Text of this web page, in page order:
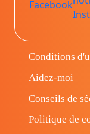
Conditions
Aidez-moi
Conseils de
Politique de